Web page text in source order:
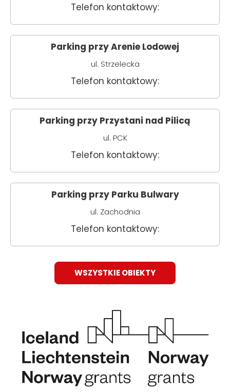
Telefon kontaktowy:
Parking przy Arenie Lodowej
ul. Strzelecka
Telefon kontaktowy:
Parking przy Przystani nad Pilicą
ul. PCK
Telefon kontaktowy:
Parking przy Parku Bulwary
ul. Zachodnia
Telefon kontaktowy:
WSZYSTKIE OBIEKTY